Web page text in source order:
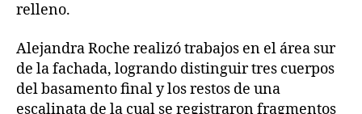
relleno.
Alejandra Roche realizó trabajos en el área sur
de la fachada, logrando distinguir tres cuerpos
del basamento final y los restos de una
escalinata de la cual se registraron fragmentos